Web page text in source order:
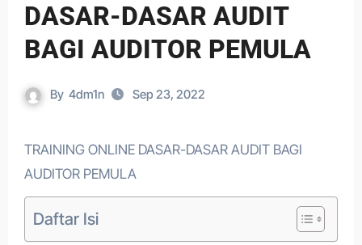
DASAR-DASAR AUDIT
BAGI AUDITOR PEMULA
By 4dm1n Sep 23, 2022
TRAINING ONLINE DASAR-DASAR AUDIT BAGI
AUDITOR PEMULA
Daftar Isi